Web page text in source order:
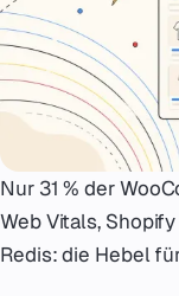
hello@zenku.studio
Nur 31 % der
Web Vitals,
Redis: die Hebel